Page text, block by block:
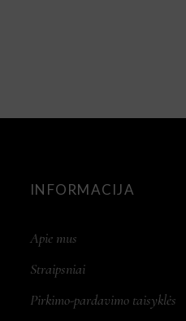
INFORMACIJA
Apie mus
Straipsniai
Pirkimo-pardavimo taisyklės